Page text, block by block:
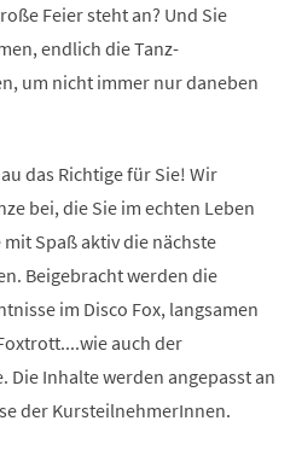
Feier steht an? Und Sie
endlich die Tanz-
um nicht immer nur daneben
das Richtige für Sie! Wir
bei, die Sie im echten Leben
Spaß aktiv die nächste
Beigebracht werden die
im Disco Fox, langsamen
auch der
Die Inhalte werden angepasst an
der KursteilnehmerInnen.